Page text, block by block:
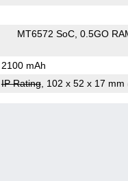
MT6572 SoC 0.5GO
2100 mAh
IP Rating, 102 x 52 x 17 mm